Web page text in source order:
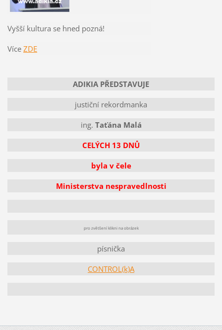
Vyšší kultura se hned pozná!
Více ZDE
ADIKIA PŘEDSTAVUJE
justiční rekordmanka
ing. Taťána Malá
CELÝCH 13 DNŮ
byla v čele
Ministerstva nespravedlnosti
pro zvětšení klikni na obrázek
písnička
CONTROL(k)A